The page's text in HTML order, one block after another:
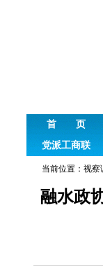
首 页
党派工商联
当前位置： 视察
融水政